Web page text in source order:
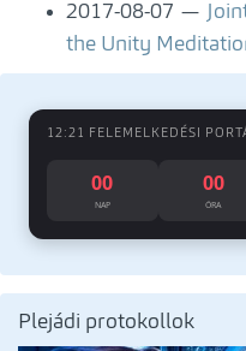
2017-08-07
the Unity
12:21 FELEMELKEDÉSI
00
NAP
00
ÓRA
Plejádi protokollok